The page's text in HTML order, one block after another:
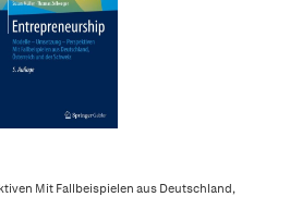
Mit Fallbeispielen aus Deutschland,